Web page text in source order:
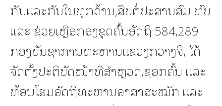
ກັນແລະກັນໃນທຸກດ້ານ,ສືບຕໍ່ປະສານສົມ ທົບ
ແລະ ຊ່ວຍເຫຼືອກອງຂຸດຄົ້ນອັດຖິ 584,289
ກອງບັນຊາການທະຫານແຂວງກວາງຈິ, ໄດ້
ຈັດຕັ້ງປະຕິບັດໜ້າທີ່ສຳຫຼວດ,ຊອກຄົ້ນ ແລະ
ທ້ອນໂຮມອັດຖິທະຫານອາສາສະໝັກ ແລະ